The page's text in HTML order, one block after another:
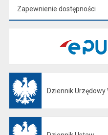
Zapewnienie dostępności
Dziennik Urzędowy